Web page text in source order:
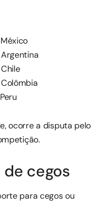
ocorre a disputa pelo
cegos
para cegos ou